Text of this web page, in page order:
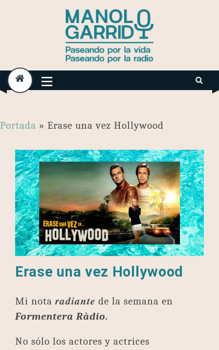
Portada » Erase una vez Hollywood
Erase una vez Hollywood
Mi nota 𝒓𝒂𝒅𝒊𝒂𝒏𝒕𝒆 de la semana en
Formentera Ràdio.
No sólo los actores y actrices